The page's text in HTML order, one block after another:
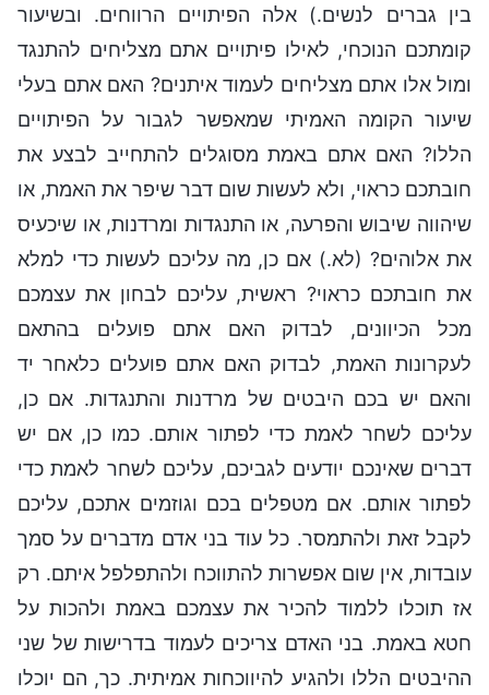
בין גברים לנשים.) אלה הפיתויים הרווחים. ובשיעור
קומתכם הנוכחי, לאילו פיתויים אתם מצליחים להתנגד
ומול אלו אתם מצליחים לעמוד איתנים? האם אתם בעלי
שיעור הקומה האמיתי שמאפשר לגבור על הפיתויים
הללו? האם אתם באמת מסוגלים להתחייב לבצע את
חובתכם כראוי, ולא לעשות שום דבר שיפר את האמת, או
שיהווה שיבוש והפרעה, או התנגדות ומרדנות, או שיכעיס
את אלוהים? (לא.) אם כן, מה עליכם לעשות כדי למלא
את חובתכם כראוי? ראשית, עליכם לבחון את עצמכם
מכל הכיוונים, לבדוק האם אתם פועלים בהתאם
לעקרונות האמת, לבדוק האם אתם פועלים כלאחר יד
והאם יש בכם היבטים של מרדנות והתנגדות. אם כן,
עליכם לשחר לאמת כדי לפתור אותם. כמו כן, אם יש
דברים שאינכם יודעים לגביכם, עליכם לשחר לאמת כדי
לפתור אותם. אם מטפלים בכם וגוזמים אתכם, עליכם
לקבל זאת ולהתמסר. כל עוד בני אדם מדברים על סמך
עובדות, אין שום אפשרות להתווכח ולהתפלפל איתם. רק
אז תוכלו ללמוד להכיר את עצמכם באמת ולהכות על
חטא באמת. בני האדם צריכים לעמוד בדרישות של שני
ההיבטים הללו ולהגיע להיווכחות אמיתית. כך, הם יוכלו